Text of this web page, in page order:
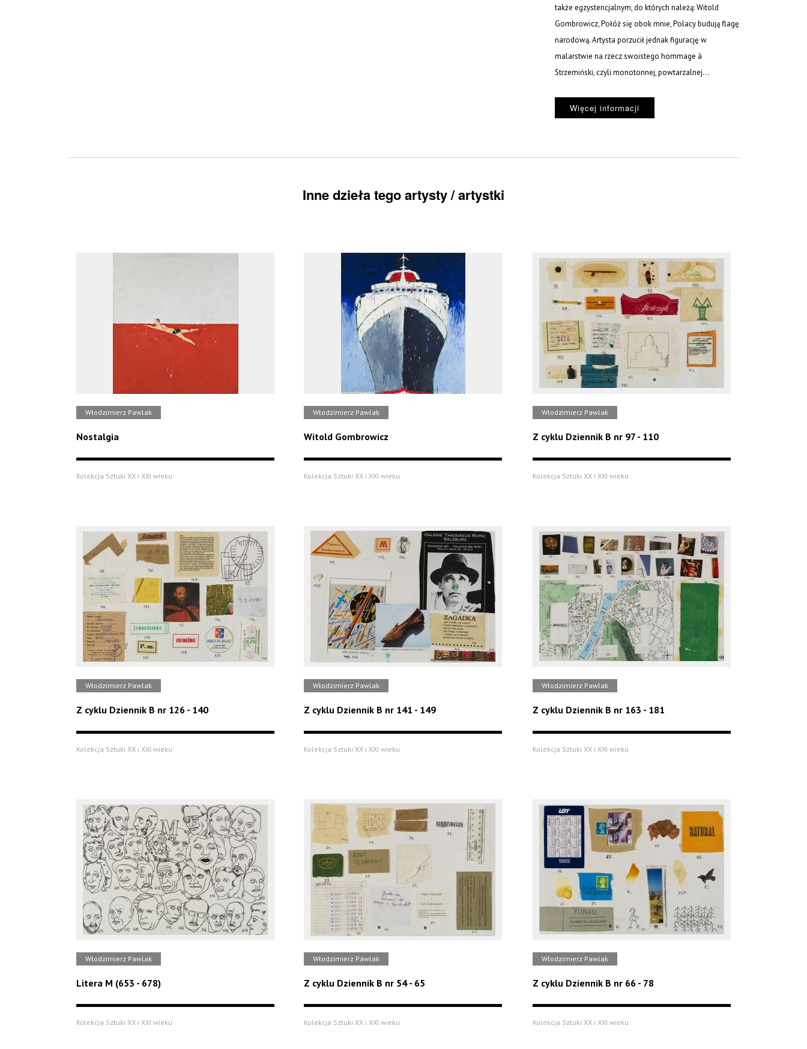
także egzystencjalnym, do których należą: Witold
Gombrowicz, Połóż się obok mnie, Polacy budują flagę
narodową. Artysta porzucił jednak figurację w
malarstwie na rzecz swoistego hommage à
Strzemiński, czyli monotonnej, powtarzalnej...
Więcej informacji
Inne dzieła tego artysty / artystki
Włodzimierz Pawlak
Nostalgia
Kolekcja Sztuki XX i XXI wieku
Włodzimierz Pawlak
Witold Gombrowicz
Kolekcja Sztuki XX i XXI wieku
Włodzimierz Pawlak
Z cyklu Dziennik B nr 97 - 110
Kolekcja Sztuki XX i XXI wieku
Włodzimierz Pawlak
Z cyklu Dziennik B nr 126 - 140
Kolekcja Sztuki XX i XXI wieku
Włodzimierz Pawlak
Z cyklu Dziennik B nr 141 - 149
Kolekcja Sztuki XX i XXI wieku
Włodzimierz Pawlak
Z cyklu Dziennik B nr 163 - 181
Kolekcja Sztuki XX i XXI wieku
Włodzimierz Pawlak
Litera M (653 - 678)
Kolekcja Sztuki XX i XXI wieku
Włodzimierz Pawlak
Z cyklu Dziennik B nr 54 - 65
Kolekcja Sztuki XX i XXI wieku
Włodzimierz Pawlak
Z cyklu Dziennik B nr 66 - 78
Kolekcja Sztuki XX i XXI wieku